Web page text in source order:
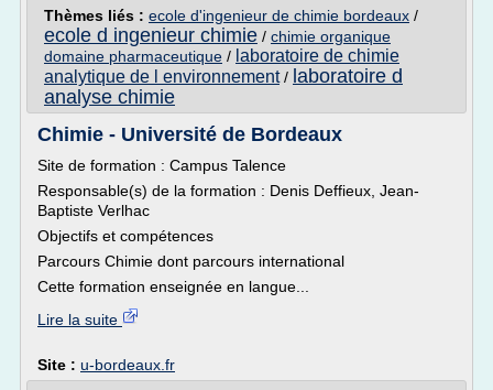
Thèmes liés : ecole d'ingenieur de chimie bordeaux /
ecole d ingenieur chimie / chimie organique
domaine pharmaceutique / laboratoire de chimie
analytique de l environnement/ laboratoire d
analyse chimie
Chimie - Université de Bordeaux
Site de formation : Campus Talence
Responsable(s) de la formation : Denis Deffieux, Jean-
Baptiste Verlhac
Objectifs et compétences
Parcours Chimie dont parcours international
Cette formation enseignée en langue...
Lire la suite
Site : u-bordeaux.fr